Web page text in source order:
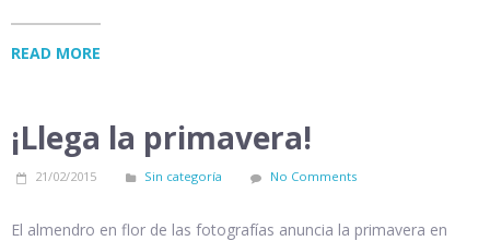
READ MORE
¡Llega la primavera!
21/02/2015 Sin categoría No Comments
El almendro en flor de las fotografías anuncia la primavera en